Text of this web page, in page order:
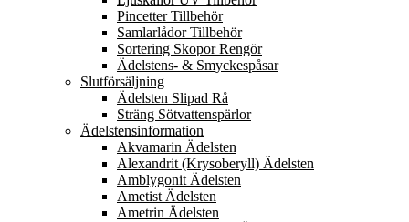
Pincetter Tillbehör
Samlarlådor Tillbehör
Sortering Skopor Rengör
Ädelstens- & Smyckespåsar
Slutförsäljning
Ädelsten Slipad Rå
Sträng Sötvattenspärlor
Ädelstensinformation
Akvamarin Ädelsten
Alexandrit (Krysoberyll) Ädelsten
Amblygonit Ädelsten
Ametist Ädelsten
Ametrin Ädelsten